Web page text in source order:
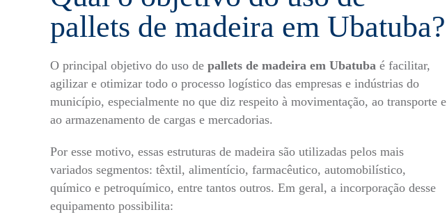
pallets de madeira em Ubatuba?
O principal objetivo do uso de pallets de madeira em Ubatuba é facilitar,
agilizar e otimizar todo o processo logístico das empresas e indústrias do
município, especialmente no que diz respeito à movimentação, ao transporte e
ao armazenamento de cargas e mercadorias.
Por esse motivo, essas estruturas de madeira são utilizadas pelos mais
variados segmentos: têxtil, alimentício, farmacêutico, automobilístico,
químico e petroquímico, entre tantos outros. Em geral, a incorporação desse
equipamento possibilita: